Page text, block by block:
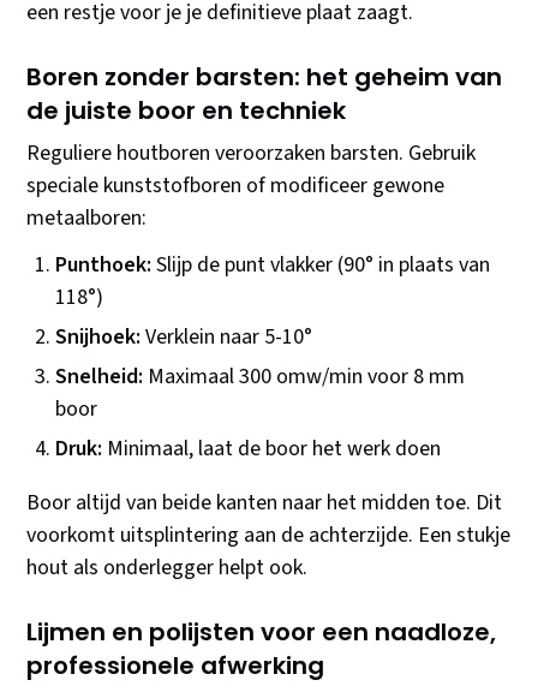
een restje voor je je definitieve plaat zaagt.
Boren zonder barsten: het geheim van
de juiste boor en techniek
Reguliere houtboren veroorzaken barsten. Gebruik
speciale kunststofboren of modificeer gewone
metaalboren:
Punthoek: Slijp de punt vlakker (90° in plaats van
118°)
Snijhoek: Verklein naar 5-10°
Snelheid: Maximaal 300 omw/min voor 8 mm
boor
Druk: Minimaal, laat de boor het werk doen
Boor altijd van beide kanten naar het midden toe. Dit
voorkomt uitsplintering aan de achterzijde. Een stukje
hout als onderlegger helpt ook.
Lijmen en polijsten voor een naadloze,
professionele afwerking